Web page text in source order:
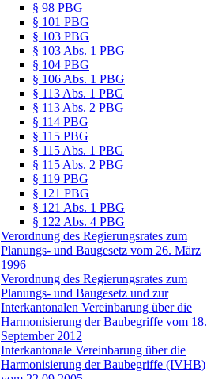
§ 98 PBG
§ 101 PBG
§ 103 PBG
§ 103 Abs. 1 PBG
§ 104 PBG
§ 106 Abs. 1 PBG
§ 113 Abs. 1 PBG
§ 113 Abs. 2 PBG
§ 114 PBG
§ 115 PBG
§ 115 Abs. 1 PBG
§ 115 Abs. 2 PBG
§ 119 PBG
§ 121 PBG
§ 121 Abs. 1 PBG
§ 122 Abs. 4 PBG
Verordnung des Regierungsrates zum
Planungs- und Baugesetz vom 26. März
1996
Verordnung des Regierungsrates zum
Planungs- und Baugesetz und zur
Interkantonalen Vereinbarung über die
Harmonisierung der Baubegriffe vom 18.
September 2012
Interkantonale Vereinbarung über die
Harmonisierung der Baubegriffe (IVHB)